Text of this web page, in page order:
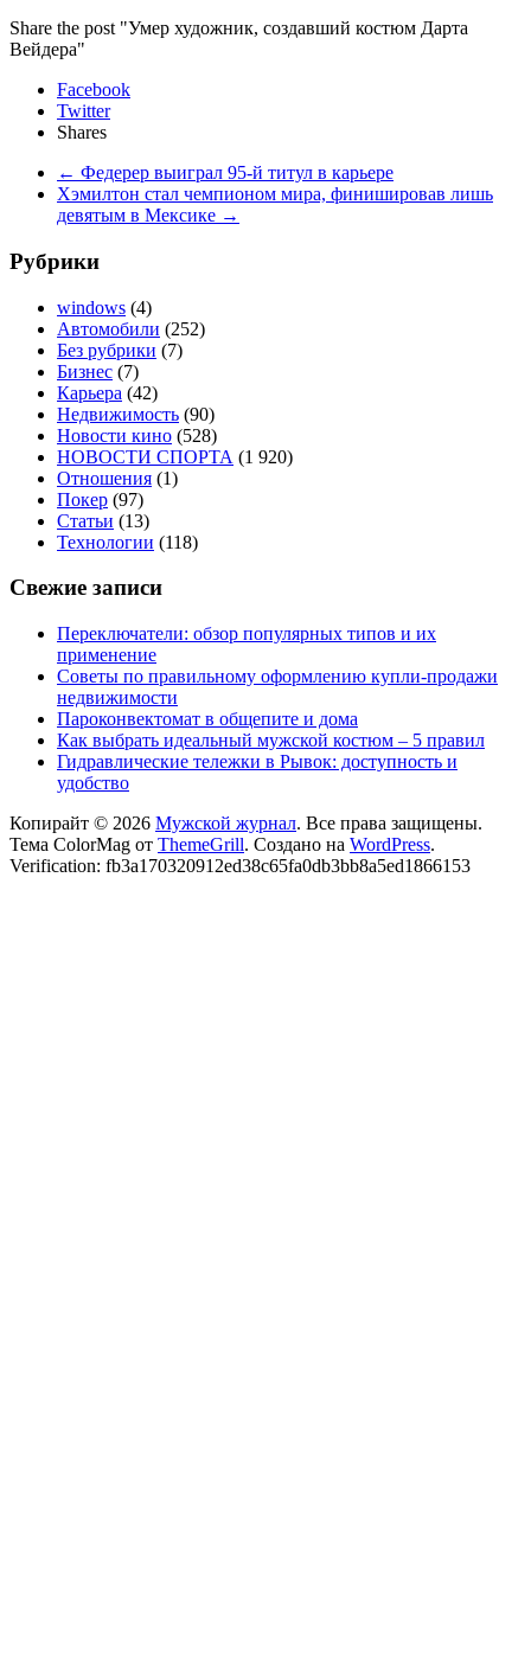
Share the post "Умер художник, создавший костюм Дарта
Вейдера"
Facebook
Twitter
Shares
← Федерер выиграл 95-й титул в карьере
Хэмилтон стал чемпионом мира, финишировав лишь
девятым в Мексике →
Рубрики
windows (4)
Автомобили (252)
Без рубрики (7)
Бизнес (7)
Карьера (42)
Недвижимость (90)
Новости кино (528)
НОВОСТИ СПОРТА (1 920)
Отношения (1)
Покер (97)
Статьи (13)
Технологии (118)
Свежие записи
Переключатели: обзор популярных типов и их
применение
Советы по правильному оформлению купли-продажи
недвижимости
Пароконвектомат в общепите и дома
Как выбрать идеальный мужской костюм – 5 правил
Гидравлические тележки в Рывок: доступность и
удобство
Копирайт © 2026 Мужской журнал. Все права защищены.
Тема ColorMag от ThemeGrill. Создано на WordPress.
Verification: fb3a170320912ed38c65fa0db3bb8a5ed1866153